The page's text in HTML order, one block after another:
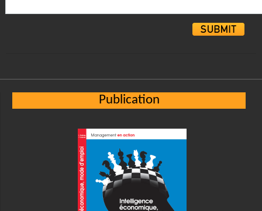
Publication